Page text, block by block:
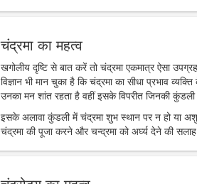
चंद्रमा का महत्व
खगोलीय दृष्टि से बात करें तो चंद्रमा एकमात्र ऐसा
विज्ञान भी मान चुका है कि चंद्रमा का सीधा प्रभाव
उनका मन शांत रहता है वहीं इसके विपरीत जिनकी
इसके अलावा कुंडली में चंद्रमा शुभ स्थान पर न हो या
चंद्रमा की पूजा करने और चन्द्रमा को अर्घ्य देने की सलाह